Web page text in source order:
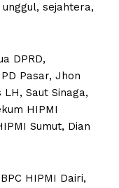
sejahtera,
DPRD,
Pasar, Jhon
Saut Sinaga,
HIPMI
Sumut, Dian
HIPMI Dairi,